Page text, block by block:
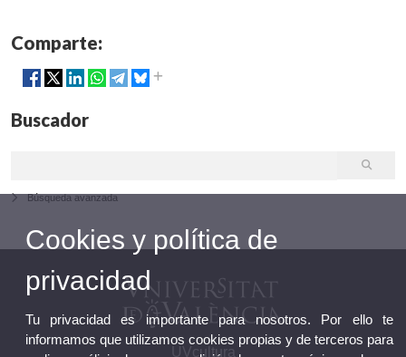
Comparte:
Buscador
Búsqueda avanzada
UVcultura
Cookies y política de
privacidad
Tu privacidad es importante para nosotros. Por ello te
informamos que utilizamos cookies propias y de terceros para